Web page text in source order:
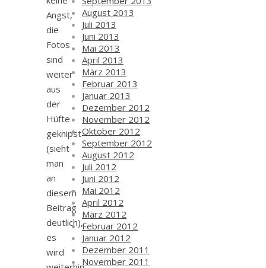
Angst,
die
Fotos
sind
weiter
aus
der
Hüfte
geknipst
(sieht
man
an
diesem
Beitrag
deutlich),
es
wird
August 2013
Juli 2013
Juni 2013
Mai 2013
April 2013
März 2013
Februar 2013
Januar 2013
Dezember 2012
November 2012
Oktober 2012
September 2012
August 2012
Juli 2012
Juni 2012
Mai 2012
April 2012
März 2012
Februar 2012
Januar 2012
Dezember 2011
November 2011